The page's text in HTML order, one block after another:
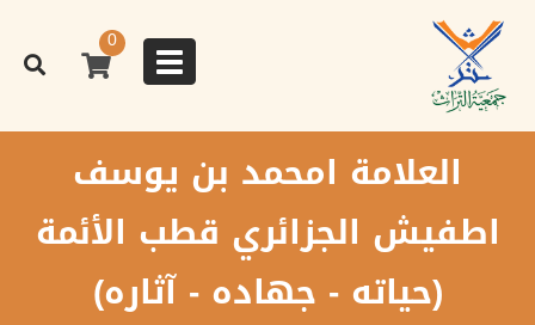
المحتوى
الرئيسي
Toggle
navigation
0
العلامة امحمد بن يوسف
اطفيش الجزائري قطب الأئمة
(حياته - جهاده - آثاره)